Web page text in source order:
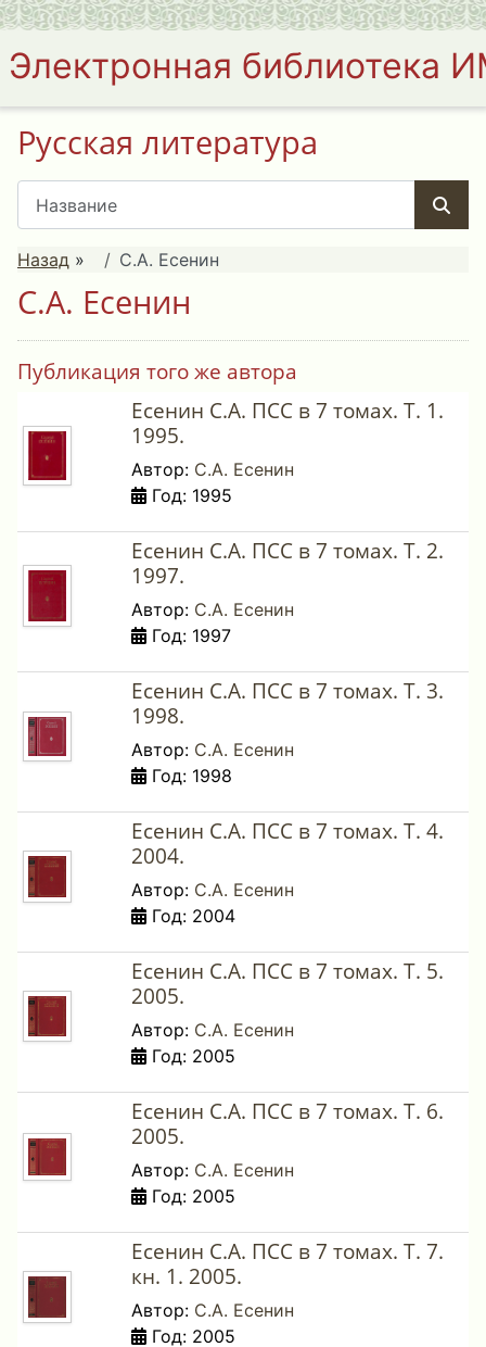
Электронная библиотека
Русская литература
Назад » С.А. Есенин
С.А. Есенин
Публикация того же автора
Есенин С.А. ПСС в 7 томах. Т. 1.
1995.
Автор: С.А. Есенин
Год: 1995
Есенин С.А. ПСС в 7 томах. Т. 2.
1997.
Автор: С.А. Есенин
Год: 1997
Есенин С.А. ПСС в 7 томах. Т. 3.
1998.
Автор: С.А. Есенин
Год: 1998
Есенин С.А. ПСС в 7 томах. Т. 4.
2004.
Автор: С.А. Есенин
Год: 2004
Есенин С.А. ПСС в 7 томах. Т. 5.
2005.
Автор: С.А. Есенин
Год: 2005
Есенин С.А. ПСС в 7 томах. Т. 6.
2005.
Автор: С.А. Есенин
Год: 2005
Есенин С.А. ПСС в 7 томах. Т. 7.
кн. 1. 2005.
Автор: С.А. Есенин
Год: 2005